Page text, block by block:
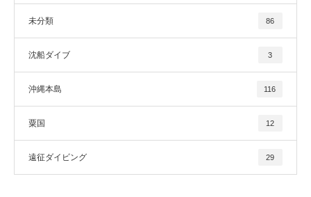
未分類 86
沈船ダイブ 3
沖縄本島 116
粟国 12
遠征ダイビング 29